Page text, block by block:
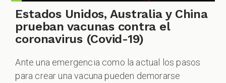
Estados Unidos, Australia y China
prueban vacunas contra el
coronavirus (Covid-19)
Ante una emergencia como la actual los pasos
para crear una vacuna pueden demorarse